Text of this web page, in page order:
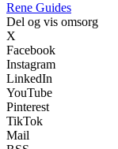
Rene Guides
Del og vis omsorg
X
Facebook
Instagram
LinkedIn
YouTube
Pinterest
TikTok
Mail